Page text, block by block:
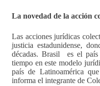
La novedad de la acción
Las acciones jurídicas
justicia estadunidense,
décadas. Brasil es el país
tiempo en este modelo
país de Latinoamérica
informa el integrante de